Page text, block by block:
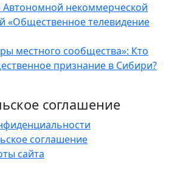
Автономной некоммерческой
«Общественное телевидение
местного сообщества»: Кто
признание в Сибири?
соглашение
соглашение
сайта